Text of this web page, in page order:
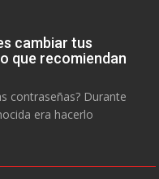
cambiar tus
que recomiendan
contraseñas? Durante
era hacerlo